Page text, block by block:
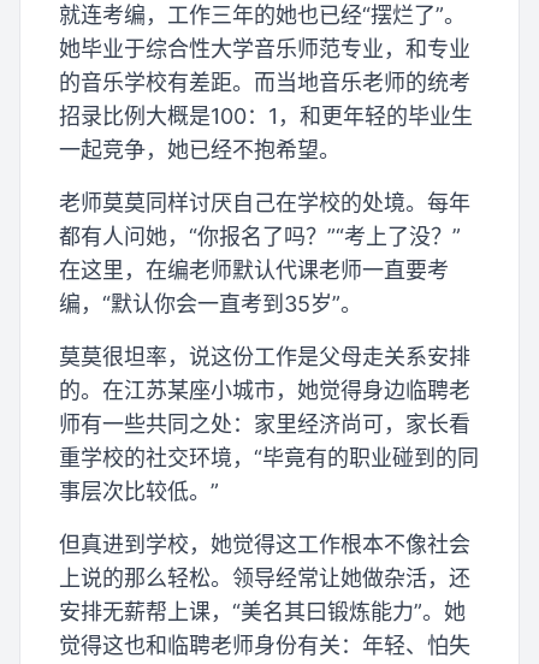
就连考编，工作三年的她也已经“摆烂了”。
她毕业于综合性大学音乐师范专业，和专业
的音乐学校有差距。而当地音乐老师的统考
招录比例大概是100：1，和更年轻的毕业生
一起竞争，她已经不抱希望。
老师莫莫同样讨厌自己在学校的处境。每年
都有人问她，“你报名了吗？”“考上了没？”
在这里，在编老师默认代课老师一直要考
编，“默认你会一直考到35岁”。
莫莫很坦率，说这份工作是父母走关系安排
的。在江苏某座小城市，她觉得身边临聘老
师有一些共同之处：家里经济尚可，家长看
重学校的社交环境，“毕竟有的职业碰到的同
事层次比较低。”
但真进到学校，她觉得这工作根本不像社会
上说的那么轻松。领导经常让她做杂活，还
安排无薪帮上课，“美名其曰锻炼能力”。她
觉得这也和临聘老师身份有关：年轻、怕失